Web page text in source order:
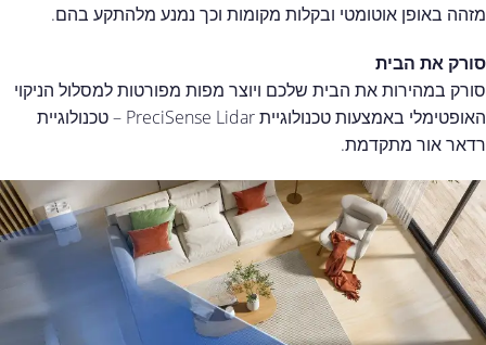
מזהה באופן אוטומטי ובקלות מקומות וכך נמנע מלהתקע בהם.
סורק את הבית
סורק במהירות את הבית שלכם ויוצר מפות מפורטות למסלול הניקוי
האופטימלי באמצעות טכנולוגיית PreciSense Lidar – טכנולוגיית
רדאר אור מתקדמת.